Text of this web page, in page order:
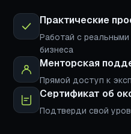
Практические
Работай с
бизнеса
Менторская
Прямой доступ к
Сертификат об
Подтверди свой